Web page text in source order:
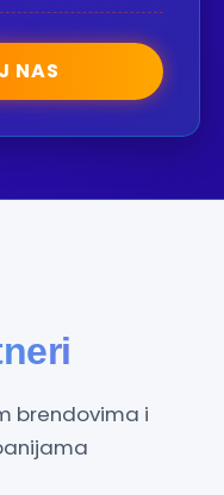
NAS
brendovima i